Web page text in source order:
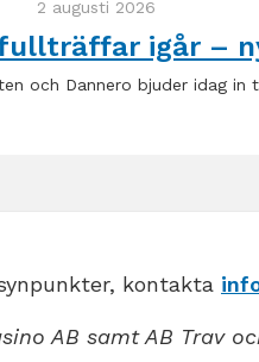
2 augusti 2026
igår –
och Dannero bjuder idag in
kontakta
AB samt AB Trav